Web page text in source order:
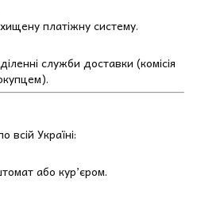
платіжну систему.
служби доставки (комісія
всій Україні:
або кур’єром.